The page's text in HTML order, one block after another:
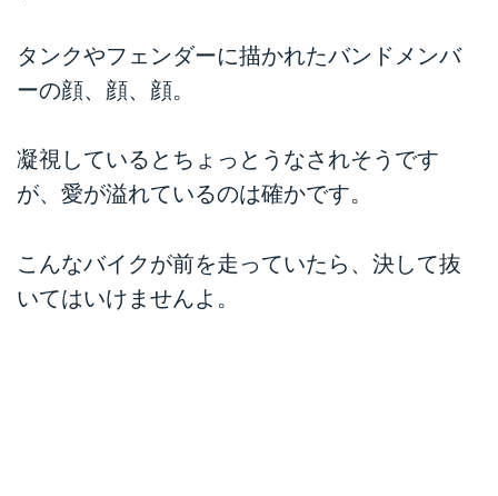
タンクやフェンダーに描かれたバンドメンバ
ーの顔、顔、顔。
凝視しているとちょっとうなされそうです
が、愛が溢れているのは確かです。
こんなバイクが前を走っていたら、決して抜
いてはいけませんよ。